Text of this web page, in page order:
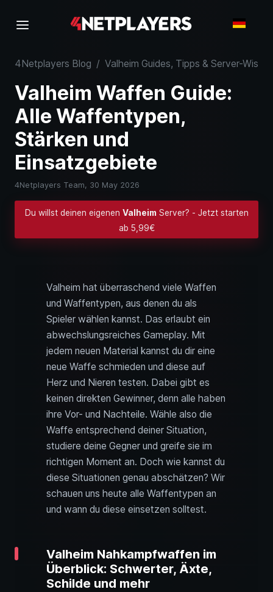
4Netplayers Blog / Valheim Guides, Tipps & Server-Wissen
Valheim Waffen Guide:
Alle Waffentypen,
Stärken und
Einsatzgebiete
4Netplayers Team, 30 May 2026
Du willst deinen eigenen Valheim Server? - Jetzt starten
ab 5,99€
Valheim hat überraschend viele Waffen
und Waffentypen, aus denen du als
Spieler wählen kannst. Das erlaubt ein
abwechslungsreiches Gameplay. Mit
jedem neuen Material kannst du dir eine
neue Waffe schmieden und diese auf
Herz und Nieren testen. Dabei gibt es
keinen direkten Gewinner, denn alle haben
ihre Vor- und Nachteile. Wähle also die
Waffe entsprechend deiner Situation,
studiere deine Gegner und greife sie im
richtigen Moment an. Doch wie kannst du
diese Situationen genau abschätzen? Wir
schauen uns heute alle Waffentypen an
und wann du diese einsetzen solltest.
Valheim Nahkampfwaffen im
Überblick: Schwerter, Äxte,
Schilde und mehr